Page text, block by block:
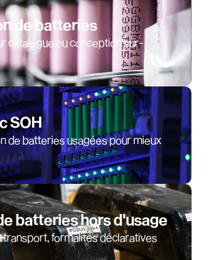
de batteries
catalogue ou conception sur-
SOH
de batteries usagées pour mieux
batteries hors d'usage
transport, formalités déclaratives